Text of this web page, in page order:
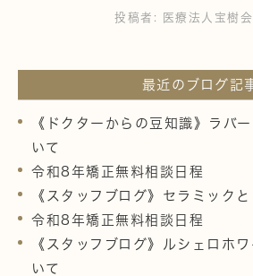
投稿者: 医療法人宝樹
最近のブログ記
《ドクターからの豆知識》ラバ
いて
令和8年矯正無料相談日程
《スタッフブログ》セラミック
令和8年矯正無料相談日程
《スタッフブログ》ルシェロホ
いて